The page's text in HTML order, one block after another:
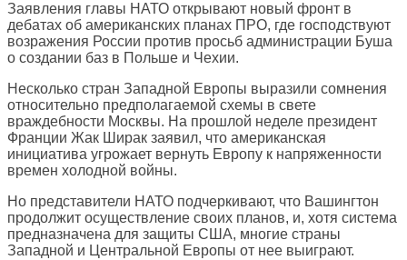
Заявления главы НАТО открывают новый фронт в
дебатах об американских планах ПРО, где господствуют
возражения России против просьб администрации Буша
о создании баз в Польше и Чехии.
Несколько стран Западной Европы выразили сомнения
относительно предполагаемой схемы в свете
враждебности Москвы. На прошлой неделе президент
Франции Жак Ширак заявил, что американская
инициатива угрожает вернуть Европу к напряженности
времен холодной войны.
Но представители НАТО подчеркивают, что Вашингтон
продолжит осуществление своих планов, и, хотя система
предназначена для защиты США, многие страны
Западной и Центральной Европы от нее выиграют.